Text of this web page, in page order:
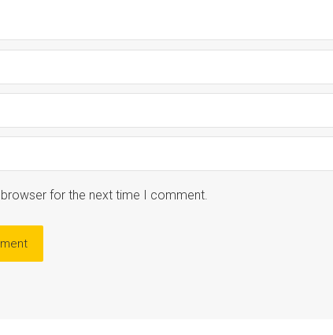
for the next time I comment.